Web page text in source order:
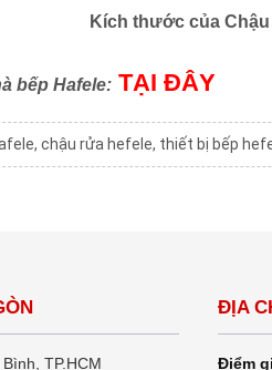
Kích thước của Chậu
bếp Hafele: TẠI ĐÂY
, chậu rửa hefele, thiết bị bếp
TP.HCM
ĐỊA
Điểm